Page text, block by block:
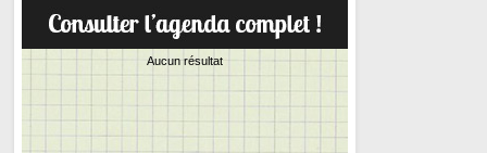
Aucun résultat